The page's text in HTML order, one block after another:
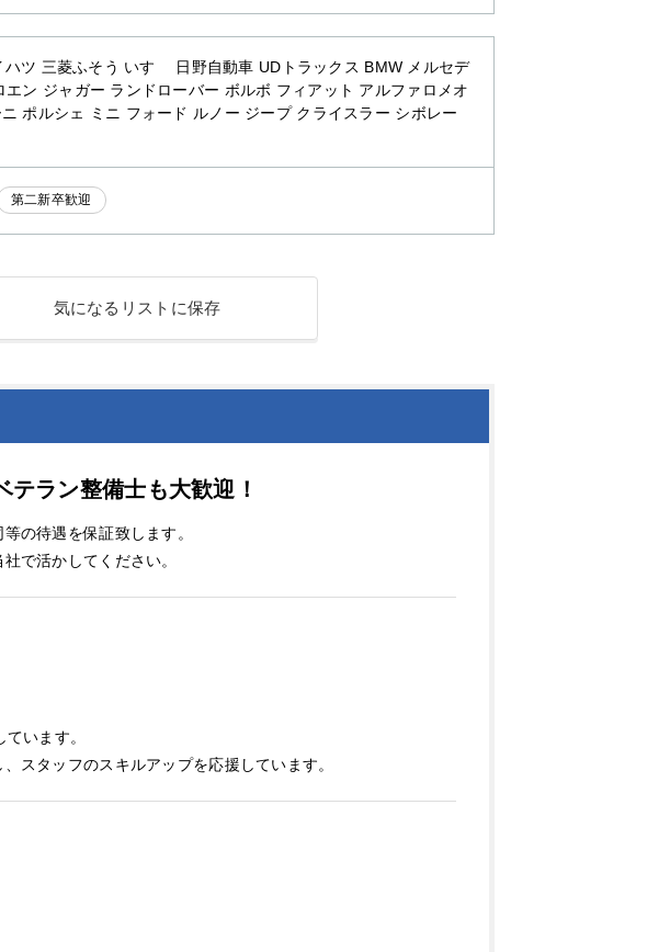
ツ 三菱ふそう いすゞ 日野自動車 UDトラックス BMW メルセデ
ン ジャガー ランドローバー ボルボ フィアット アルファロメオ
ポルシェ ミニ フォード ルノー ジープ クライスラー シボレー
第二新卒歓迎
気になるリストに保存
ラン整備士も大歓迎！
の待遇を保証致します。
で活かしてください。
います。
スタッフのスキルアップを応援しています。